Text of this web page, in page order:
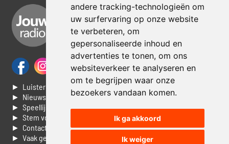
andere tracking-technologieën om
uw surfervaring op onze website
te verbeteren, om
gepersonaliseerde inhoud en
advertenties te tonen, om ons
websiteverkeer te analyseren en
om te begrijpen waar onze
bezoekers vandaan komen.
Ik ga akkoord
Ik weiger
► Luisteren naar Jouwradio
► Nieuws
► Speellijst
► Stem voor de Dag top 3
► Contacteer ons
► Vaak gestelde vragen